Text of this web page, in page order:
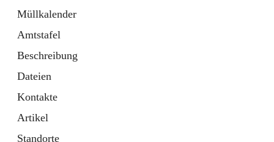
Müllkalender
Amtstafel
Beschreibung
Dateien
Kontakte
Artikel
Standorte